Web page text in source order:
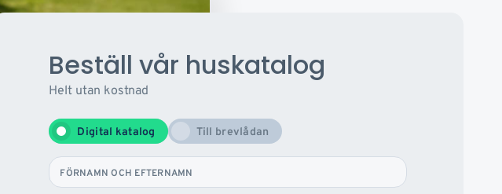
Beställ vår huskatalog
Helt utan kostnad
Digital katalog Till brevlådan
FÖRNAMN OCH EFTERNAMN